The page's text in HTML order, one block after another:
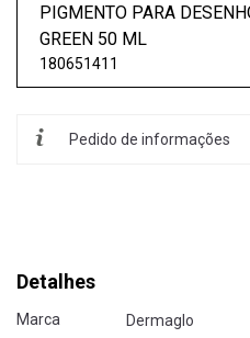
PIGMENTO PARA
GREEN 50 ML
180651411
Pedido de informações
Detalhes
Marca Dermaglo